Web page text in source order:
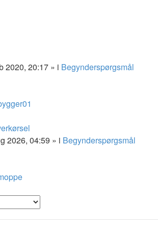
2020, 20:17 » i Begynderspørgsmål
2026, 04:59 » i Begynderspørgsmål